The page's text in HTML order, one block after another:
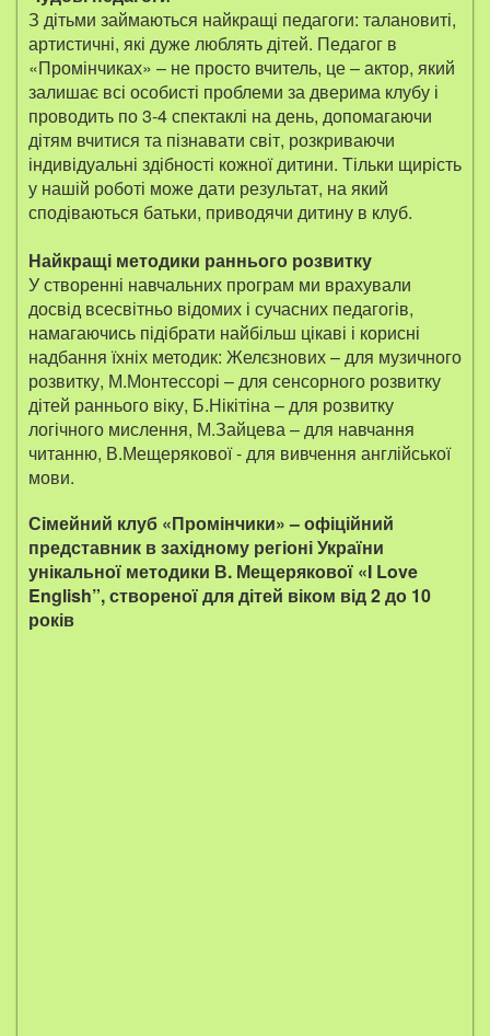
З дітьми займаються найкращі педагоги: талановиті,
артистичні, які дуже люблять дітей. Педагог в
«Промінчиках» – не просто вчитель, це – актор, який
залишає всі особисті проблеми за дверима клубу і
проводить по 3-4 спектаклі на день, допомагаючи
дітям вчитися та пізнавати світ, розкриваючи
індивідуальні здібності кожної дитини. Тільки щирість
у нашій роботі може дати результат, на який
сподіваються батьки, приводячи дитину в клуб.
Найкращі методики раннього розвитку
У створенні навчальних програм ми врахували
досвід всесвітньо відомих і сучасних педагогів,
намагаючись підібрати найбільш цікаві і корисні
надбання їхніх методик: Желєзнових – для музичного
розвитку, М.Монтессорі – для сенсорного розвитку
дітей раннього віку, Б.Нікітіна – для розвитку
логічного мислення, М.Зайцева – для навчання
читанню, В.Мещерякової - для вивчення англійської
мови.
Сімейний клуб «Промінчики» – офіційний
представник в західному регіоні України
унікальної методики В. Мещерякової «I Love
English”, створеної для дітей віком від 2 до 10
років